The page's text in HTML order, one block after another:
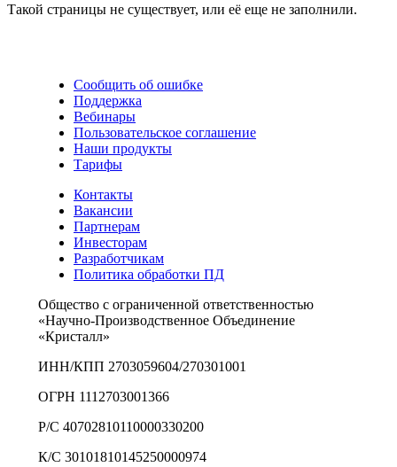
Такой страницы не существует, или её еще не заполнили.
Сообщить об ошибке
Поддержка
Вебинары
Пользовательское соглашение
Наши продукты
Тарифы
Контакты
Вакансии
Партнерам
Инвесторам
Разработчикам
Политика обработки ПД
Общество с ограниченной ответственностью
«Научно-Производственное Объединение
«Кристалл»
ИНН/КПП 2703059604/270301001
ОГРН 1112703001366
Р/С 40702810110000330200
К/С 30101810145250000974